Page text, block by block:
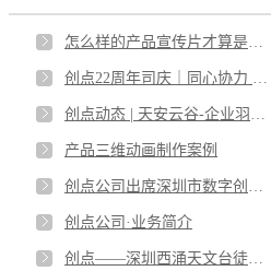
产品三维动画制作案例
创点公司·业务简介